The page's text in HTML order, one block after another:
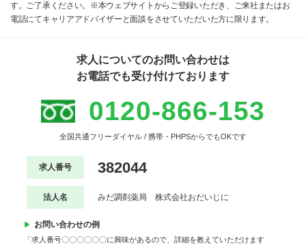
す。ご了承ください。※本ウェブサイトからご登録いただき、ご来社またはお
電話にてキャリアアドバイザーと面談をさせていただいた方に限ります。
求人についてのお問い合わせは
お電話でも受け付けております
0120-866-153
全国共通フリーダイヤル / 携帯・PHPSからでもOKです
求人番号 382044
法人名 みだ調剤薬局 株式会社おだいじに
お問い合わせの例
「求人番号〇〇〇〇〇〇に興味があるので、詳細を教えていただけます